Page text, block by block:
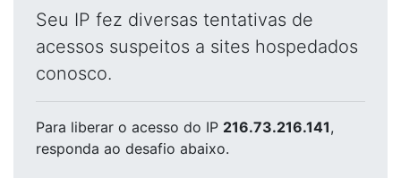
Seu IP fez diversas tentativas de
acessos suspeitos a sites hospedados
conosco.
Para liberar o acesso do IP 216.73.216.141,
responda ao desafio abaixo.